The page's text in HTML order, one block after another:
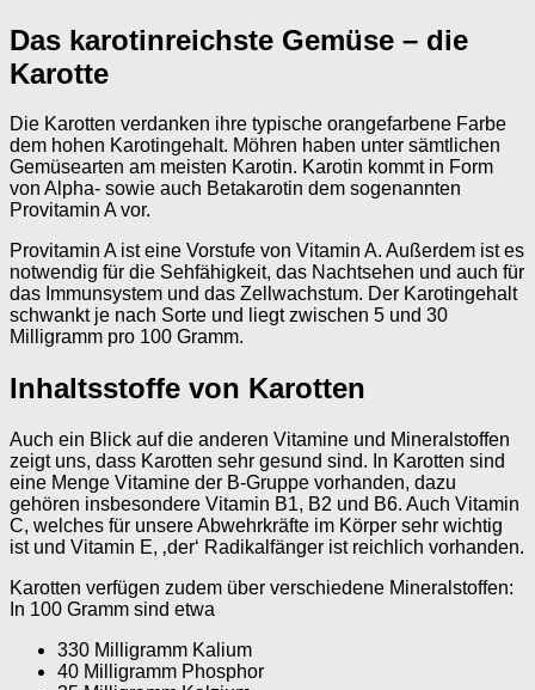
Das karotinreichste Gemüse – die
Karotte
Die Karotten verdanken ihre typische orangefarbene Farbe
dem hohen Karotingehalt. Möhren haben unter sämtlichen
Gemüsearten am meisten Karotin. Karotin kommt in Form
von Alpha- sowie auch Betakarotin dem sogenannten
Provitamin A vor.
Provitamin A ist eine Vorstufe von Vitamin A. Außerdem ist es
notwendig für die Sehfähigkeit, das Nachtsehen und auch für
das Immunsystem und das Zellwachstum. Der Karotingehalt
schwankt je nach Sorte und liegt zwischen 5 und 30
Milligramm pro 100 Gramm.
Inhaltsstoffe von Karotten
Auch ein Blick auf die anderen Vitamine und Mineralstoffen
zeigt uns, dass Karotten sehr gesund sind. In Karotten sind
eine Menge Vitamine der B-Gruppe vorhanden, dazu
gehören insbesondere Vitamin B1, B2 und B6. Auch Vitamin
C, welches für unsere Abwehrkräfte im Körper sehr wichtig
ist und Vitamin E, ‚der‘ Radikalfänger ist reichlich vorhanden.
Karotten verfügen zudem über verschiedene Mineralstoffen:
In 100 Gramm sind etwa
330 Milligramm Kalium
40 Milligramm Phosphor